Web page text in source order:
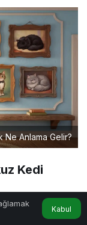
Ne Anlama Gelir?
Kedi
görmek,
Kabul
Hesabım